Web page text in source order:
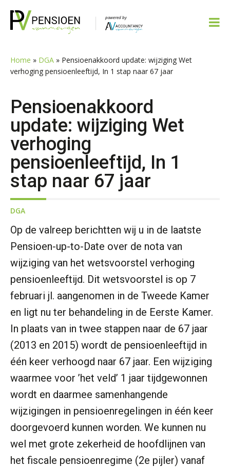
naar
naar
inhoud
naar
sidebar
naar
Home » DGA » Pensioenakkoord update: wijziging Wet
verhoging pensioenleeftijd, In 1 stap naar 67 jaar
Pensioenakkoord
update: wijziging Wet
verhoging
pensioenleeftijd, In 1
stap naar 67 jaar
DGA
Op de valreep berichtten wij u in de laatste
Pensioen-up-to-Date over de nota van
wijziging van het wetsvoorstel verhoging
pensioenleeftijd. Dit wetsvoorstel is op 7
februari jl. aangenomen in de Tweede Kamer
en ligt nu ter behandeling in de Eerste Kamer.
In plaats van in twee stappen naar de 67 jaar
(2013 en 2015) wordt de pensioenleeftijd in
één keer verhoogd naar 67 jaar. Een wijziging
waarmee voor ’het veld’ 1 jaar tijdgewonnen
wordt en daarmee samenhangende
wijzigingen in pensioenregelingen in één keer
doorgevoerd kunnen worden. We kunnen nu
wel met grote zekerheid de hoofdlijnen van
het fiscale pensioenregime (2e pijler) vanaf